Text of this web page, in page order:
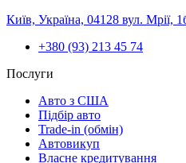
Київ, Україна, 04128 вул. Мрії,
+380 (93) 213 45 74
Послуги
Авто з США
Підбір авто
Trade-in (обмін)
Автовикуп
Власне кредитування